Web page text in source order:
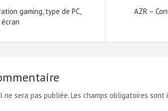
gaming, type de PC,
AZR –
ne sera pas publiée. Les champs obligatoires sont